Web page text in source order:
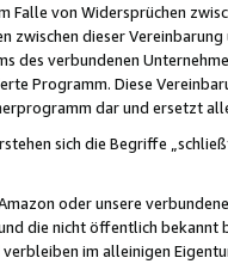
Falle von Widersprüchen
zwischen dieser
des verbundenen
Programm. Diese
dar und ersetzt
sich die Begriffe
oder unsere
die nicht öffentlich
im alleinigen